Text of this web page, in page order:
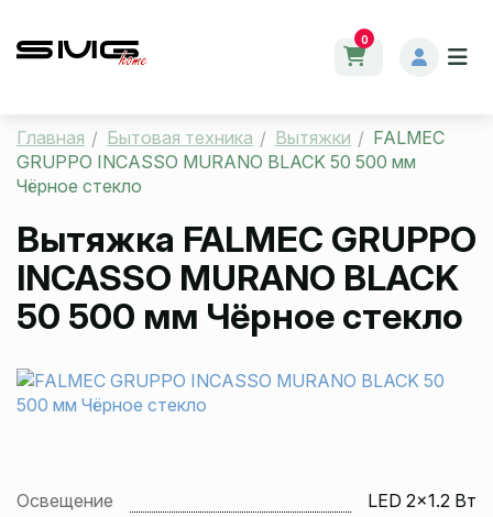
0
Главная Бытовая техника Вытяжки
FALMEC
GRUPPO INCASSO MURANO BLACK 50 500 мм
Чёрное стекло
Вытяжка FALMEC GRUPPO
INCASSO MURANO BLACK
50 500 мм Чёрное стекло
Освещение LED 2x1.2 Вт